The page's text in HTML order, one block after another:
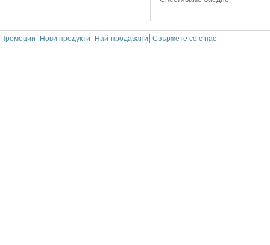
Промоции Нови продукти Най-продавани Свържете се с нас